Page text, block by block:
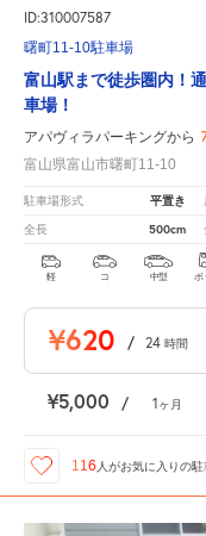
ID:310007587
曙町11-10駐車場
富山駅まで徒歩圏内！
車場！
アパヴィラパーキングから
富山県富山市曙町11-10
駐車場形式 平置き
全長 500cm
軽 コ 中型 ボ
¥620 / 24 時間
¥5,000 / 1ヶ月
116 人がお気に入りの駐